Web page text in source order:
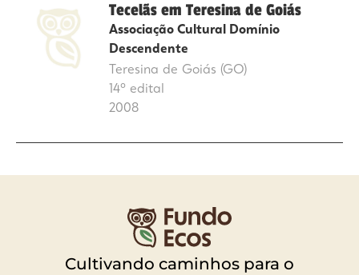
Tecelãs em Teresina de Goiás
Associação Cultural Domínio
Descendente
Teresina de Goiás (GO)
14º edital
2008
Cultivando caminhos para o